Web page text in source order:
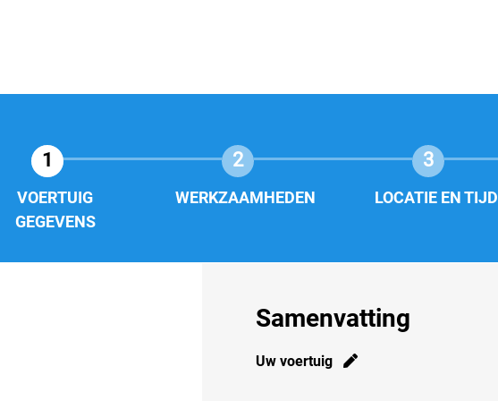
1
VOERTUIG
GEGEVENS
2
WERKZAAMHEDEN
3
LOCATIE EN TIJD
Samenvatting
Uw voertuig